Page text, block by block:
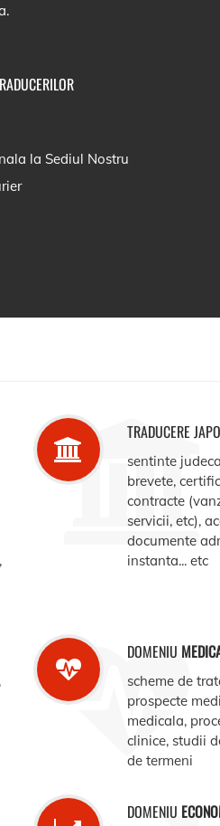
la Sediul Nostru
TRADUCERE
sentinte
brevete,
contracte
servicii, etc),
documente
instanta... etc
DOMENIU
scheme de
prospecte
medicala,
clinice, studii
de termeni
DOMENIU